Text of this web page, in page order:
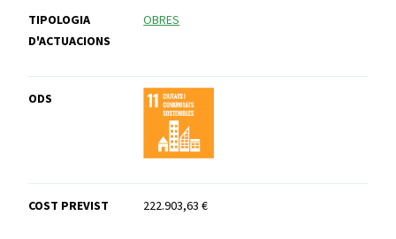
TIPOLOGIA
D'ACTUACIONS
OBRES
ODS
COST PREVIST 222.903,63 €